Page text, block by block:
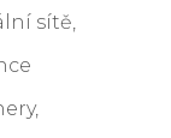
sítě,